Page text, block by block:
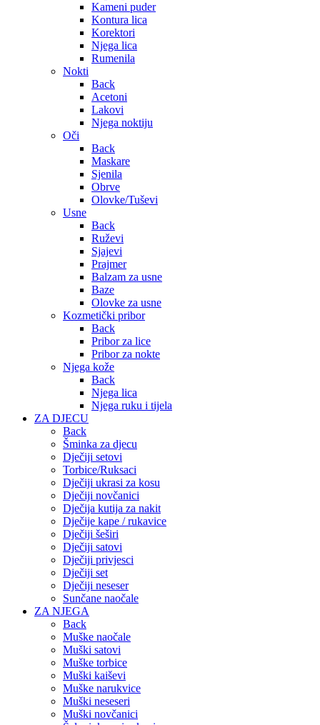
Kameni puder
Kontura lica
Korektori
Njega lica
Rumenila
Nokti
Back
Acetoni
Lakovi
Njega noktiju
Oči
Back
Maskare
Sjenila
Obrve
Olovke/Tuševi
Usne
Back
Ruževi
Sjajevi
Prajmer
Balzam za usne
Baze
Olovke za usne
Kozmetički pribor
Back
Pribor za lice
Pribor za nokte
Njega kože
Back
Njega lica
Njega ruku i tijela
ZA DJECU
Back
Šminka za djecu
Dječiji setovi
Torbice/Ruksaci
Dječiji ukrasi za kosu
Dječiji novčanici
Dječija kutija za nakit
Dječije kape / rukavice
Dječiji šeširi
Dječiji satovi
Dječiji privjesci
Dječiji set
Dječiji neseser
Sunčane naočale
ZA NJEGA
Back
Muške naočale
Muški satovi
Muške torbice
Muški kaiševi
Muške narukvice
Muški neseseri
Muški novčanici